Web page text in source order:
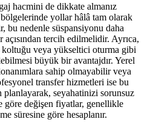
hacmini de dikkate almanız
yollar hâlâ tam olarak
bu nedenle süspansiyonu daha
tercih edilmelidir. Ayrıca,
veya yükseltici oturma gibi
büyük bir avantajdır. Yerel
sahip olmayabilir veya
transfer hizmetleri ise bu
seyahatinizi sorunsuz
göre değişen fiyatlar, genellikle
süresine göre hesaplanır.